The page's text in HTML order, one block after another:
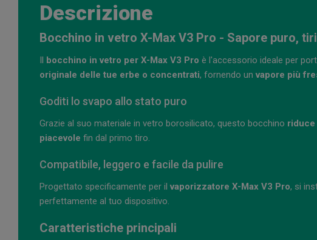
Descrizione
Bocchino in vetro X-Max V3 Pro - Sapore puro,
bocchino in vetro per X-Max V3 Pro è l'accessorio ideale per
originale delle tue erbe o concentrati, fornendo un vapore più
Goditi lo svapo allo stato puro
Grazie al suo materiale in vetro borosilicato, questo bocchino riduce
piacevole fin dal primo tiro.
Compatibile, leggero e facile da pulire
Progettato specificamente per il vaporizzatore X-Max V3 Pro, si
perfettamente al tuo dispositivo.
Caratteristiche principali